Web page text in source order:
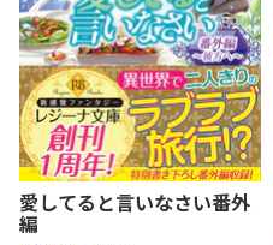
愛してると言いなさい番外
編